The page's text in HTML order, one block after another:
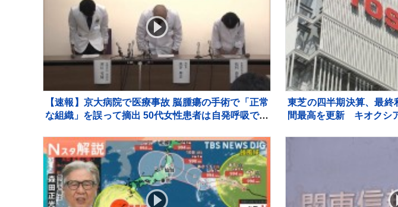
【速報】京大病院で医療事故 脳腫瘍の手術で「正常
な組織」を誤って摘出 50代女性患者は自発呼吸でき
東芝の四半期決算、最
間最高を更新 キオクシ